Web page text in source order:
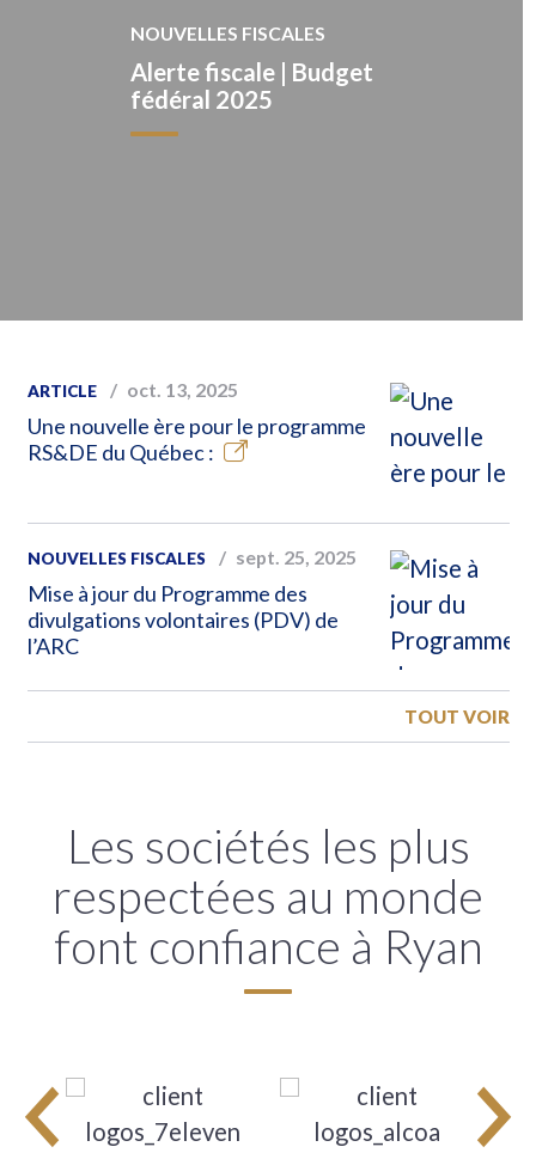
ARTICLE oct. 13, 2025
Une nouvelle ère pour le programme
RS&DE du Québec :
NOUVELLES FISCALES sept. 25, 2025
Mise à jour du Programme des
divulgations volontaires (PDV) de
l’ARC
TOUT VOIR
NOUVELLES FISCALES
Alerte fiscale | Budget
fédéral 2025
Les sociétés les plus
respectées au monde
font confiance à Ryan